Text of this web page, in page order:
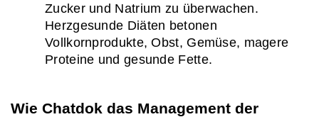
Zucker und Natrium zu überwachen.
Herzgesunde Diäten betonen
Vollkornprodukte, Obst, Gemüse, magere
Proteine und gesunde Fette.
Wie Chatdok das Management der